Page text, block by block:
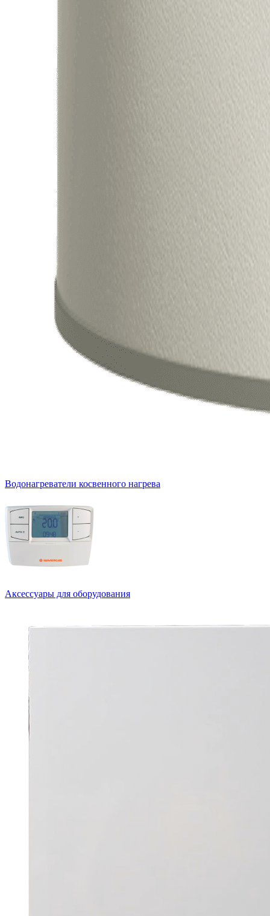
Водонагреватели косвенного нагрева
Аксессуары для оборудования